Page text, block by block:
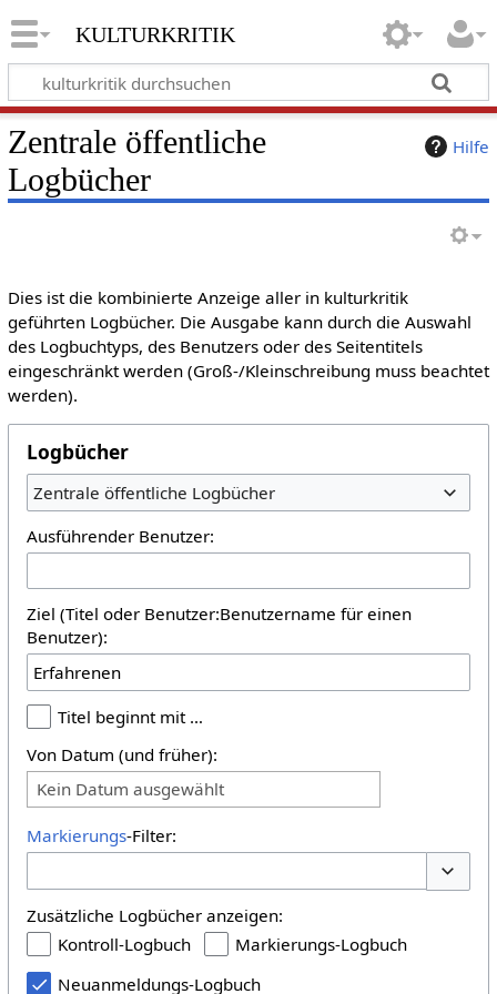
kulturkritik
Hilfe
Zentrale öffentliche
Logbücher
Dies ist die kombinierte Anzeige aller in kulturkritik
geführten Logbücher. Die Ausgabe kann durch die Auswahl
des Logbuchtyps, des Benutzers oder des Seitentitels
eingeschränkt werden (Groß-/Kleinschreibung muss beachtet
werden).
Logbücher
Zentrale öffentliche Logbücher
Ausführender Benutzer:
Ziel (Titel oder Benutzer:Benutzername für einen
Benutzer):
Titel beginnt mit …
Von Datum (und früher):
Kein Datum ausgewählt
Markierungs-Filter:
Zusätzliche Logbücher anzeigen:
Kontroll-Logbuch
Markierungs-Logbuch
Neuanmeldungs-Logbuch